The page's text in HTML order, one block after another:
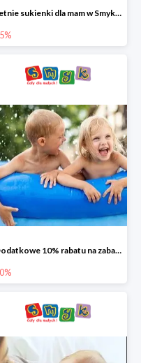
Letnie sukienki dla mam w Smyku do -25%
Dodatkowe 10% rabatu na zabawki ogrodowe i baseny